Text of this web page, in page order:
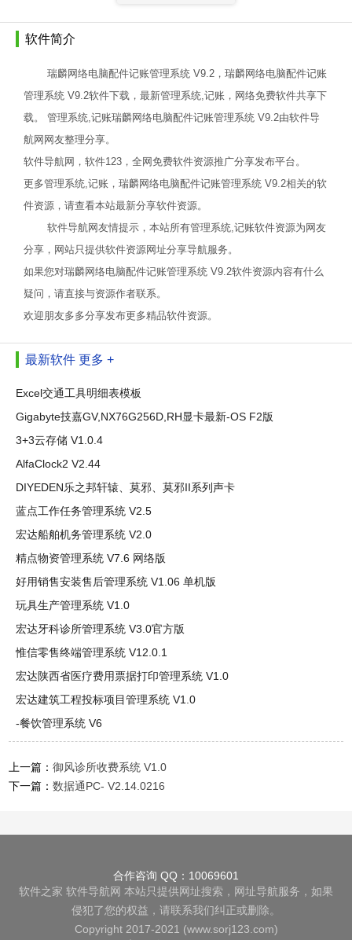
软件简介
瑞麟网络电脑配件记账管理系统 V9.2，瑞麟网络电脑配件记账
管理系统 V9.2软件下载，最新管理系统,记账，网络免费软件共享下
载。 管理系统,记账瑞麟网络电脑配件记账管理系统 V9.2由软件导
航网网友整理分享。
软件导航网，软件123，全网免费软件资源推广分享发布平台。
更多管理系统,记账，瑞麟网络电脑配件记账管理系统 V9.2相关的软
件资源，请查看本站最新分享软件资源。
软件导航网友情提示，本站所有管理系统,记账软件资源为网友
分享，网站只提供软件资源网址分享导航服务。
如果您对瑞麟网络电脑配件记账管理系统 V9.2软件资源内容有什么
疑问，请直接与资源作者联系。
欢迎朋友多多分享发布更多精品软件资源。
最新软件 更多 +
Excel交通工具明细表模板
Gigabyte技嘉GV,NX76G256D,RH显卡最新-OS F2版
3+3云存储 V1.0.4
AlfaClock2 V2.44
DIYEDEN乐之邦轩辕、莫邪、莫邪II系列声卡
蓝点工作任务管理系统 V2.5
宏达船舶机务管理系统 V2.0
精点物资管理系统 V7.6 网络版
好用销售安装售后管理系统 V1.06 单机版
玩具生产管理系统 V1.0
宏达牙科诊所管理系统 V3.0官方版
惟信零售终端管理系统 V12.0.1
宏达陕西省医疗费用票据打印管理系统 V1.0
宏达建筑工程投标项目管理系统 V1.0
-餐饮管理系统 V6
上一篇：御风诊所收费系统 V1.0
下一篇：数据通PC- V2.14.0216
合作咨询 QQ：10069601
软件之家 软件导航网 本站只提供网址搜索，网址导航服务，如果
侵犯了您的权益，请联系我们纠正或删除。
Copyright 2017-2021 (www.sorj123.com)